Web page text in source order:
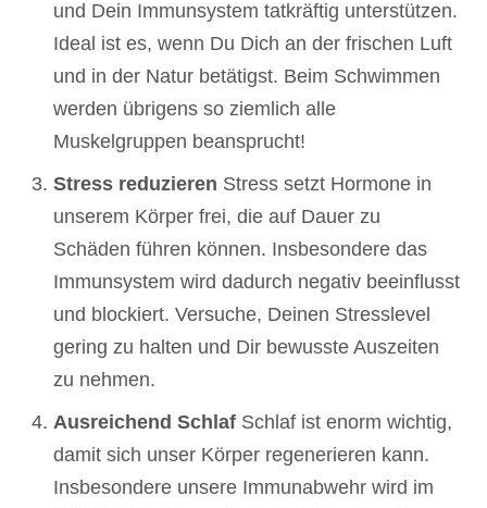
und Dein Immunsystem tatkräftig unterstützen.
Ideal ist es, wenn Du Dich an der frischen Luft
und in der Natur betätigst. Beim Schwimmen
werden übrigens so ziemlich alle
Muskelgruppen beansprucht!
Stress reduzieren Stress setzt Hormone in
unserem Körper frei, die auf Dauer zu
Schäden führen können. Insbesondere das
Immunsystem wird dadurch negativ beeinflusst
und blockiert. Versuche, Deinen Stresslevel
gering zu halten und Dir bewusste Auszeiten
zu nehmen.
Ausreichend Schlaf Schlaf ist enorm wichtig,
damit sich unser Körper regenerieren kann.
Insbesondere unsere Immunabwehr wird im